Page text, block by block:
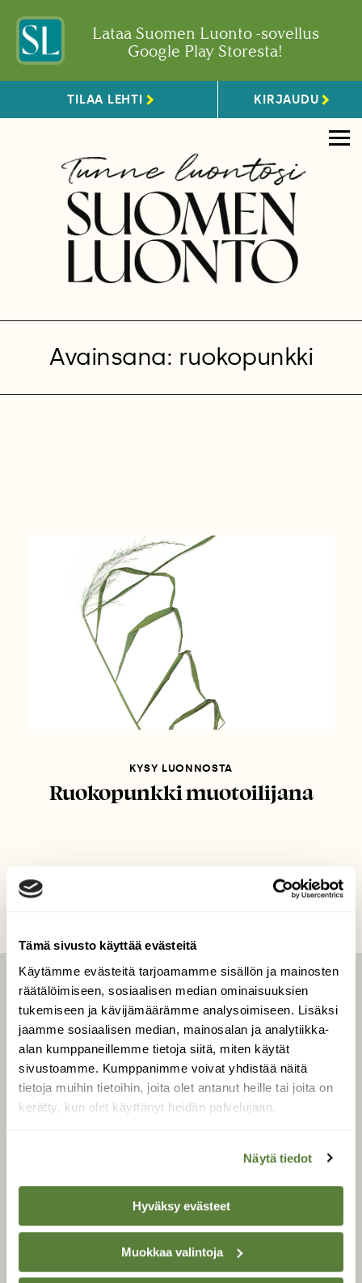
Tämä sivusto käyttää evästeitä
Käytämme evästeitä tarjoamamme sisällön ja mainosten
räätälöimiseen, sosiaalisen median ominaisuuksien
tukemiseen ja kävijämäärämme analysoimiseen. Lisäksi
jaamme sosiaalisen median, mainosalan ja analytiikka-
alan kumppaneillemme tietoja siitä, miten käytät
sivustoamme. Kumppanimme voivat yhdistää näitä
tietoja muihin tietoihin, joita olet antanut heille tai joita on
kerätty, kun olet käyttänyt heidän palvelujaan.
Näytä tiedot
Hyväksy evästeet
Muokkaa valintoja
Lataa Suomen Luonto -sovellus
Google Play Storesta!
TILAA LEHTI KIRJAUDU
Avainsana: ruokopunkki
KYSY LUONNOSTA
Ruokopunkki muotoilijana
LEHTI
Uusin lehti
Tilaa Suomen Luonto
Tilaa digilukuoikeus
Äänestä parasta juttua
Tilaa uutiskirje
SUOJELU­LIITTO
Suomen Luonto -lehden
kustantaja on
luonnonsuojelu­liitto.